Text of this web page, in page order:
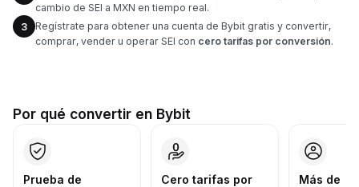
cambio de SEI a MXN en tiempo real.
3
Regístrate para obtener una cuenta de Bybit gratis y convertir,
comprar, vender u operar SEI con cero tarifas por conversión.
Por qué convertir en Bybit
Prueba de
Cero tarifas por
Más de